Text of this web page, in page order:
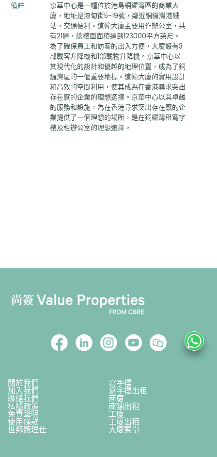
備註
京華中心是一幢位於港島銅鑼灣區的商業大
廈，地址是渣甸街5-19號，鄰近銅鑼灣港鐵
站，交通便利。這幢大廈主要用作辦公室，共
有21層，總樓面面積達到123000平方英尺。
為了確保員工和訪客的出入方便，大廈設有3
部載客升降機和1部載物升降機。京華中心以
其現代化的設計和優越的地理位置，成為了銅
鑼灣區的一個重要地標。這幢大廈的實用設計
和高效的空間利用，使其成為在香港尋求突出
存在感的企業的理想選擇。京華中心以其卓越
的服務和設施，為在香港尋求突出存在感的企
業提供了一個理想的場所，是在銅鑼灣租寫字
樓及租辦公室的理想選擇。
關於我們 寫字樓
加入我們 寫字樓出租
聯絡我們 商廈
私隱政策 商舖出租
免責聲明 工廈
使用條款 工廈出租
世邦魏理仕 大廈索引